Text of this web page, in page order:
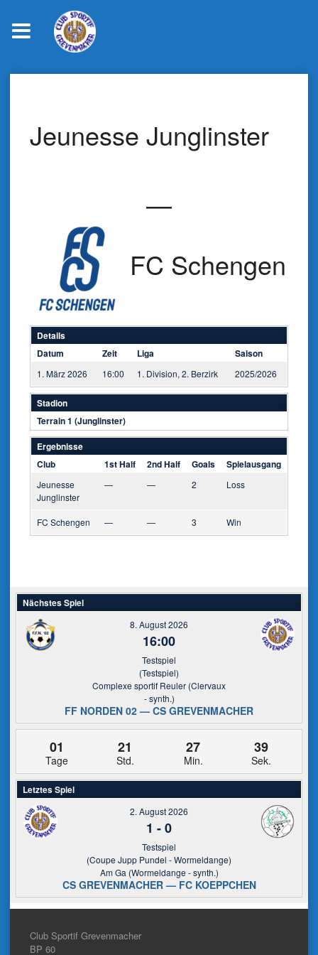
Jeunesse Junglinster
—
FC Schengen
Details
Datum
Zeit Liga Saison
1. März 2026 16:00 1. Division, 2. Berzirk 2025/2026
Stadion
Terrain 1 (Junglinster)
Ergebnisse
Club
1st Half 2nd Half Goals Spielausgang
Jeunesse
Junglinster
— — 2 Loss
FC Schengen — — 3 Win
Nächstes Spiel
8. August 2026
16:00
Testspiel
(Testspiel)
Complexe sportif Reuler (Clervaux
- synth.)
FF NORDEN 02 — CS GREVENMACHER
01
Tage
21
Std.
27
Min.
39
Sek.
Letztes Spiel
2. August 2026
1 -0
Testspiel
(Coupe Jupp Pundel - Wormeldange)
Am Ga (Wormeldange - synth.)
CS GREVENMACHER — FC KOEPPCHEN
Club Sportif Grevenmacher
BP 60